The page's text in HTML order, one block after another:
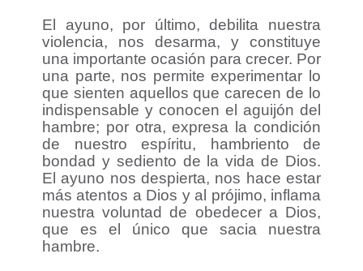
El ayuno, por último, debilita nuestra
violencia, nos desarma, y constituye
una importante ocasión para crecer. Por
una parte, nos permite experimentar lo
que sienten aquellos que carecen de lo
indispensable y conocen el aguijón del
hambre; por otra, expresa la condición
de nuestro espíritu, hambriento de
bondad y sediento de la vida de Dios.
El ayuno nos despierta, nos hace estar
más atentos a Dios y al prójimo, inflama
nuestra voluntad de obedecer a Dios,
que es el único que sacia nuestra
hambre.